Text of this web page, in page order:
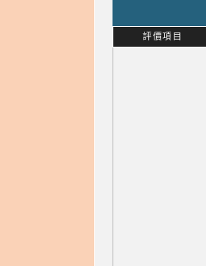
評價項目